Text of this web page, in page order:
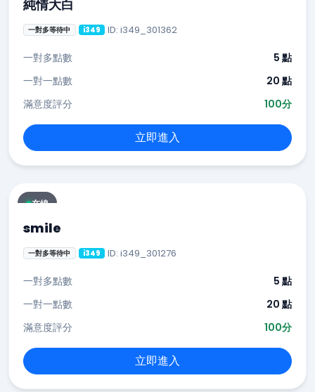
純情大白
一對多等待中 i349 ID: i349_301362
一對多點數
5 點
一對一點數
20 點
滿意度評分
100分
立即進入
在線
smile
一對多等待中 i349 ID: i349_301276
一對多點數
5 點
一對一點數
20 點
滿意度評分
100分
立即進入